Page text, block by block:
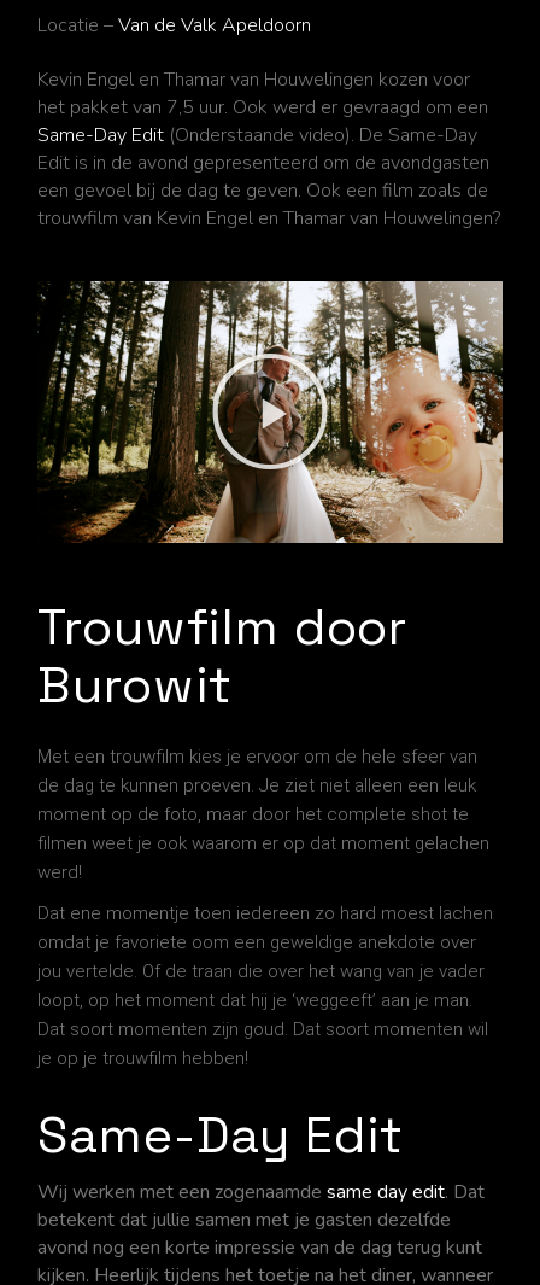
Locatie –Van de Valk Apeldoorn
Kevin Engel en Thamar van Houwelingen kozen voor
het pakket van 7,5 uur. Ook werd er gevraagd om een
Same-Day Edit (Onderstaande video). De Same-Day
Edit is in de avond gepresenteerd om de avondgasten
een gevoel bij de dag te geven. Ook een film zoals de
trouwfilm van Kevin Engel en Thamar van Houwelingen?
Trouwfilm door
Burowit
Met een trouwfilm kies je ervoor om de hele sfeer van
de dag te kunnen proeven. Je ziet niet alleen een leuk
moment op de foto, maar door het complete shot te
filmen weet je ook waarom er op dat moment gelachen
werd!
Dat ene momentje toen iedereen zo hard moest lachen
omdat je favoriete oom een geweldige anekdote over
jou vertelde. Of de traan die over het wang van je vader
loopt, op het moment dat hij je ‘weggeeft’ aan je man.
Dat soort momenten zijn goud. Dat soort momenten wil
je op je trouwfilm hebben!
Same-Day Edit
Wij werken met een zogenaamdesame day edit. Dat
betekent dat jullie samen met je gasten dezelfde
avond nog een korte impressie van de dag terug kunt
kijken. Heerlijk tijdens het toetje na het diner, wanneer